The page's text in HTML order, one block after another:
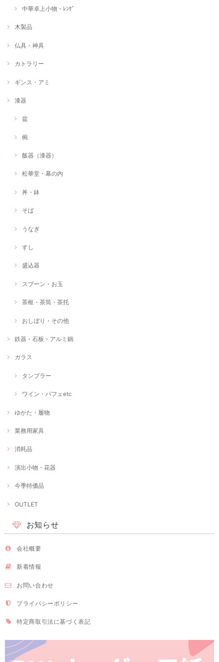
中華卓上小物・ﾚﾝｹﾞ
木製品
仏具・神具
カトラリー
ギンス・アミ
漆器
盆
椀
飯器（漆器）
松華堂・幕の内
丼・鉢
そば
うなぎ
すし
盛込器
スプーン・お玉
茶枢・茶筒・茶托
おしぼり・その他
鉄器・石板・アルミ鍋
ガラス
タンブラー
ワイン・パフェetc
ゆかた・履物
業務用家具
消耗品
演出小物・花器
今季特価品
OUTLET
お知らせ
会社概要
新着情報
お問い合わせ
プライバシーポリシー
特定商取引法に基づく表記